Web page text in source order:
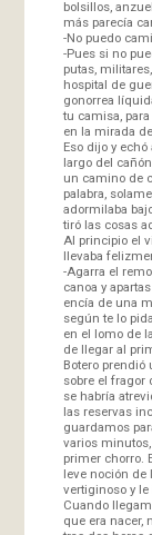
bolsillos,
más parecía
-No puedo
-Pues si no
putas,
hospital de
gonorrea
tu camisa,
en la mirada
Eso dijo y
largo del
un camino de
palabra,
adormilaba
tiró las cosas
Al principio el
llevaba
-Agarra el
canoa y
encía de una
según te lo
en el lomo de
de llegar al
Botero prendió
sobre el fragor
se habría
las reservas
guardamos
varios
primer chorro.
leve noción
vertiginoso y
Cuando
que era nacer,